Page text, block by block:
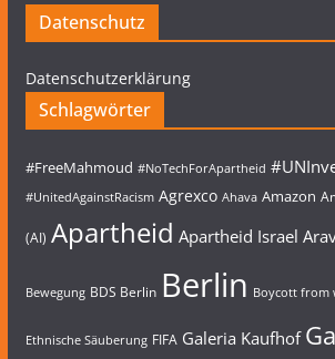
Datenschutz
Datenschutzerklärung
Schlagwörter
#FreeMahmoud #NoTechForApartheid
#UnitedAgainstRacism Agrexco Ahava Amazon
(AI) Apartheid Apartheid Israel
Bewegung BDS Berlin Berlin Boycott from
Ethnische Säuberung FIFA Galeria Kaufhof